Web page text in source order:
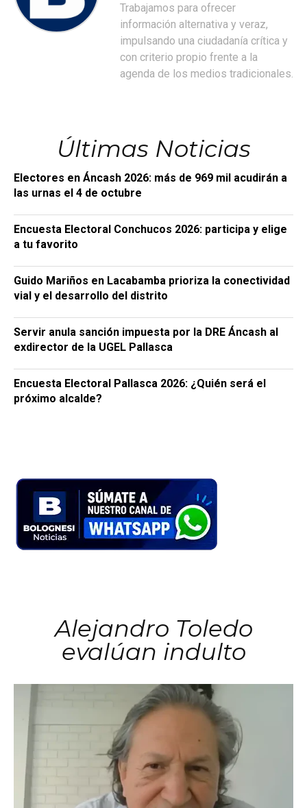
Trabajamos para ofrecer
información alternativa y veraz,
impulsando una ciudadanía crítica y
con criterio propio frente a la
agenda de los medios tradicionales.
Últimas Noticias
Electores en Áncash 2026: más de 969 mil acudirán a
las urnas el 4 de octubre
Encuesta Electoral Conchucos 2026: participa y elige
a tu favorito
Guido Mariños en Lacabamba prioriza la conectividad
vial y el desarrollo del distrito
Servir anula sanción impuesta por la DRE Áncash al
exdirector de la UGEL Pallasca
Encuesta Electoral Pallasca 2026: ¿Quién será el
próximo alcalde?
Alejandro Toledo
evalúan indulto